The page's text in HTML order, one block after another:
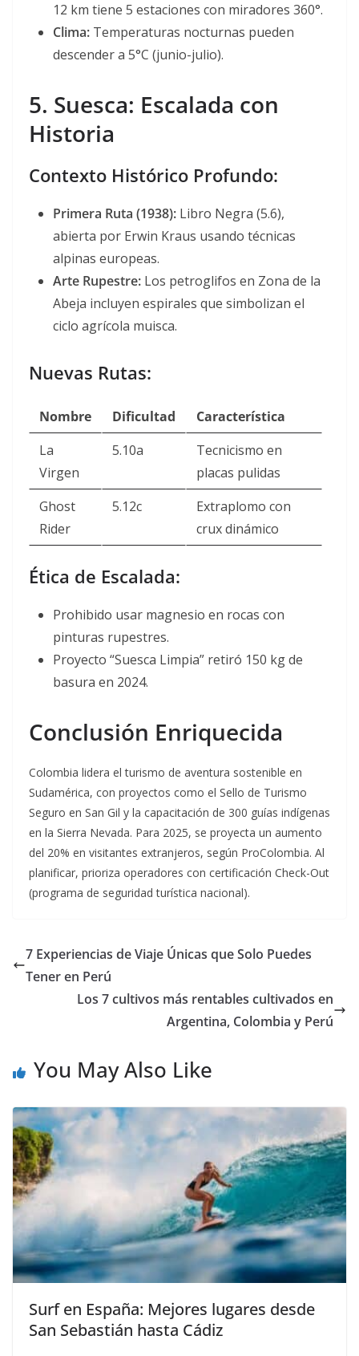
12 km tiene 5 estaciones con miradores 360°.
Clima: Temperaturas nocturnas pueden
descender a 5°C (junio-julio).
5. Suesca: Escalada con
Historia
Contexto Histórico Profundo:
Primera Ruta (1938): Libro Negra (5.6),
abierta por Erwin Kraus usando técnicas
alpinas europeas.
Arte Rupestre: Los petroglifos en Zona de la
Abeja incluyen espirales que simbolizan el
ciclo agrícola muisca.
Nuevas Rutas:
Nombre Dificultad
Característica
La
Virgen
5.10a
Tecnicismo en
placas pulidas
Ghost
Rider
5.12c
Extraplomo con
crux dinámico
Ética de Escalada:
Prohibido usar magnesio en rocas con
pinturas rupestres.
Proyecto “Suesca Limpia” retiró 150 kg de
basura en 2024.
Conclusión Enriquecida
Colombia lidera el turismo de aventura sostenible en
Sudamérica, con proyectos como el Sello de Turismo
Seguro en San Gil y la capacitación de 300 guías indígenas
en la Sierra Nevada. Para 2025, se proyecta un aumento
del 20% en visitantes extranjeros, según ProColombia. Al
planificar, prioriza operadores con certificación Check-Out
(programa de seguridad turística nacional).
7 Experiencias de Viaje Únicas que Solo Puedes
Tener en Perú
Los 7 cultivos más rentables cultivados en
Argentina, Colombia y Perú
You May Also Like
Surf en España: Mejores lugares desde
San Sebastián hasta Cádiz